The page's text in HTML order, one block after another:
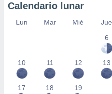
Calendario lunar
Lun Mar Mié Jue
6
10 11 12 13
17 18 19